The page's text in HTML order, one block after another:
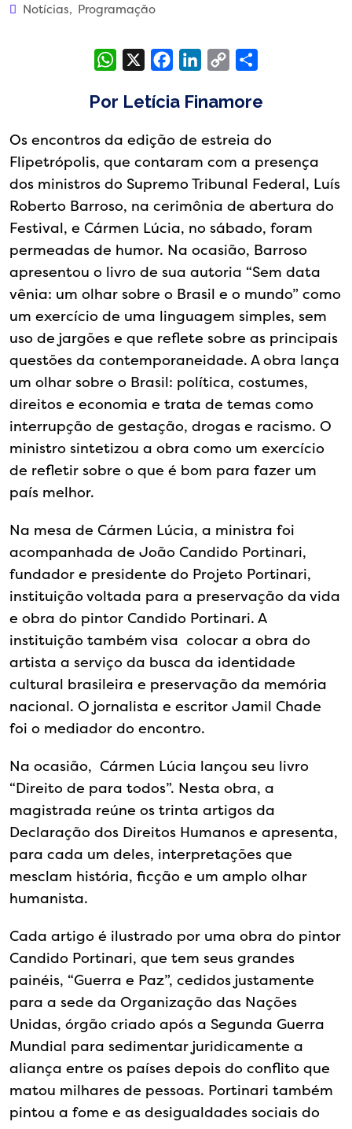
Notícias, Programação
WhatsApp FacebookLinkedIn
Copy
Por Letícia Finamore
Os encontros da edição de estreia do
Flipetrópolis, que contaram com a presença
dos ministros do Supremo Tribunal Federal, Luís
Roberto Barroso, na cerimônia de abertura do
Festival, e Cármen Lúcia, no sábado, foram
permeadas de humor. Na ocasião, Barroso
apresentou o livro de sua autoria “Sem data
vênia: um olhar sobre o Brasil e o mundo” como
um exercício de uma linguagem simples, sem
uso de jargões e que reflete sobre as principais
questões da contemporaneidade. A obra lança
um olhar sobre o Brasil: política, costumes,
direitos e economia e trata de temas como
interrupção de gestação, drogas e racismo. O
ministro sintetizou a obra como um exercício
de refletir sobre o que é bom para fazer um
país melhor.
Na mesa de Cármen Lúcia, a ministra foi
acompanhada de João Candido Portinari,
fundador e presidente do Projeto Portinari,
instituição voltada para a preservação da vida
e obra do pintor Candido Portinari. A
instituição também visa colocar a obra do
artista a serviço da busca da identidade
cultural brasileira e preservação da memória
nacional. O jornalista e escritor Jamil Chade
foi o mediador do encontro.
Na ocasião, Cármen Lúcia lançou seu livro
“Direito de para todos”. Nesta obra, a
magistrada reúne os trinta artigos da
Declaração dos Direitos Humanos e apresenta,
para cada um deles, interpretações que
mesclam história, ficção e um amplo olhar
humanista.
Cada artigo é ilustrado por uma obra do pintor
Candido Portinari, que tem seus grandes
painéis, “Guerra e Paz”, cedidos justamente
para a sede da Organização das Nações
Unidas, órgão criado após a Segunda Guerra
Mundial para sedimentar juridicamente a
aliança entre os países depois do conflito que
matou milhares de pessoas. Portinari também
pintou a fome e as desigualdades sociais do